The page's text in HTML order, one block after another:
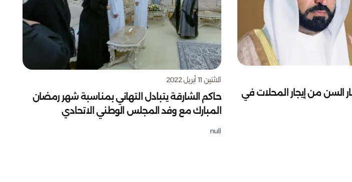
السن من إيجار المحلات في
الاثنين 11 أبريل 2022
حاكم الشارقة يتبادل التهاني بمناسبة شهر رمضان
المبارك مع وفد المجلس الوطني الاتحادي
null